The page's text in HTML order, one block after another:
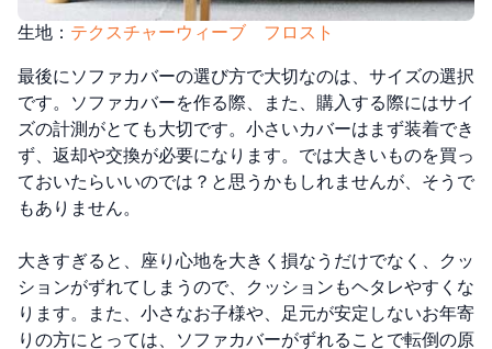
生地： テクスチャーウィーブ フロスト
最後にソファカバーの選び方で大切なのは、サイズの選択
です。ソファカバーを作る際、また、購入する際にはサイ
ズの計測がとても大切です。 小さいカバーはまず装着でき
ず、返却や交換が必要になります。では大きいものを買っ
ておいたらいいのでは？と思うかもしれませんが、そうで
もありません。
大きすぎると、座り心地を大きく損なうだけでなく、クッ
ションがずれてしまうので、クッションもヘタレやすくな
ります。また、小さなお子様や、足元が安定しないお年寄
りの方にとっては、ソファカバーがずれることで転倒の原